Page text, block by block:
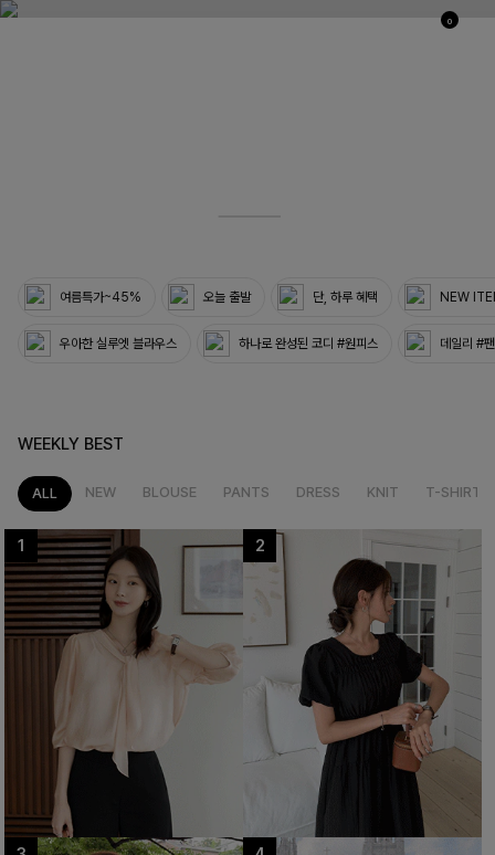
0
여름특가~45% 오늘 출발 단, 하루 혜택 NEW
우아한 실루엣 블라우스 하나로 완성된 코디 #원피스 데일리 #
WEEKLY BEST
ALL NEW BLOUSE PANTS DRESS KNIT T-SHIRT